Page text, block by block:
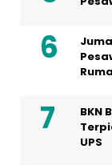
BKN
UPS